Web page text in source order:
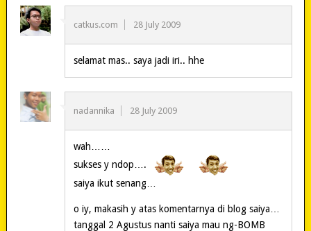
catkus.com 28 July 2009
selamat mas.. saya jadi iri.. hhe
nadannika 28 July 2009
wah……
sukses y ndop….
saiya ikut senang…
o iy, makasih y atas komentarnya di blog saiya…
tanggal 2 Agustus nanti saiya mau ng-BOMB